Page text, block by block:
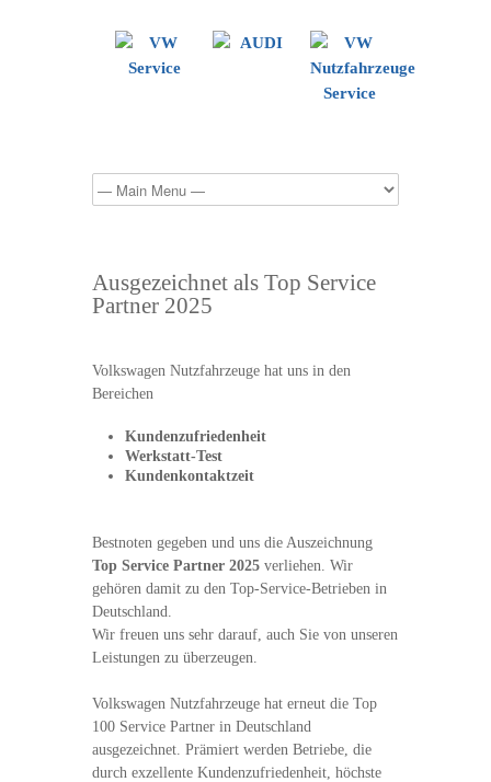
Ausgezeichnet als Top Service
Partner 2025
Volkswagen Nutzfahrzeuge hat uns in den
Bereichen
Kundenzufriedenheit
Werkstatt-Test
Kundenkontaktzeit
Bestnoten gegeben und uns die Auszeichnung
Top Service Partner 2025 verliehen. Wir
gehören damit zu den Top-Service-Betrieben in
Deutschland.
Wir freuen uns sehr darauf, auch Sie von unseren
Leistungen zu überzeugen.
Volkswagen Nutzfahrzeuge hat erneut die Top
100 Service Partner in Deutschland
ausgezeichnet. Prämiert werden Betriebe, die
durch exzellente Kundenzufriedenheit, höchste